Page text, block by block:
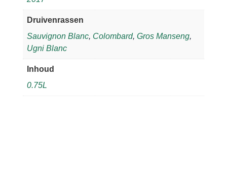
Druivenrassen
Sauvignon Blanc, Colombard, Gros Manseng,
Ugni Blanc
Inhoud
0.75L